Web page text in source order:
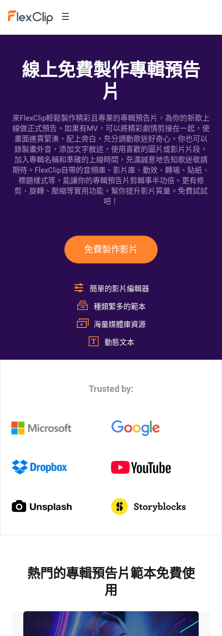
線上免費製作專輯預告
片
來FlexClip輕鬆製作精彩且專業的專輯預告片，為你的新歌上
線做正式預告。如果有MV，可以將精彩劇情剪接在一起，使
畫面連貫緊湊，配上旁白，充分調動歌迷好奇心。你也可以
錄製畫外音，添加文字敘述，使用喜歡的圖片或影片片段，
加入專輯名稱和準確的上線時間，充滿誠意地告知歌迷敬請
期待。FlexClip自帶的音頻庫、影片庫、動效、轉場、貼紙、
標題樣式等，能讓你的專輯預告片剪輯事半功倍。更有修
剪、旋轉、壓縮等實用功能，幫你提升影片質量。免費試試
吧！
免費製作影片
簡單的影片編輯器
種類繁多的範本
海量媒體庫資源
動態文本
Trusted by:
熱門的專輯預告片範本免費使
用